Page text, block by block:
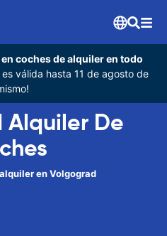
coches de alquiler en todo
válida hasta 11 de agosto de
De
en Volgograd